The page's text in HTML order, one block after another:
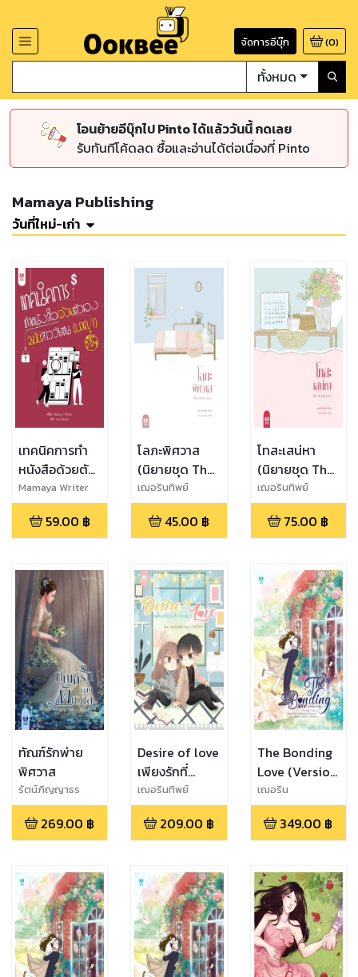
จัดการอีบุ๊ก (0)
ทั้งหมด
โอนย้ายอีบุ๊กไป Pinto ได้แล้ววันนี้ กดเลย
รับทันทีโค้ดลด ซื้อและอ่านได้ต่อเนื่องที่ Pinto
Mamaya Publishing
วันที่ใหม่-เก่า
เทคนิคการทำ
หนังสือด้วยตัว
เอง ฉบับสาววัย
ซน (Level 1)
Mamaya Writer
59.00 ฿
โลภะพิศวาส
(นิยายชุด The
deadly love)
เฌอรินทิพย์
45.00 ฿
โทสะเสน่หา
(นิยายชุด The
deadly love)
เฌอรินทิพย์
75.00 ฿
ทัณฑ์รักพ่าย
พิศวาส
รัตน์ภิญญาธร
269.00 ฿
Desire of love
เพียงรักที่
ปรารถนา
เฌอรินทิพย์
209.00 ฿
The Bonding
Love (Version
English)
เฌอริน
ทิพย์,Mamaya
Writer349.00 ฿